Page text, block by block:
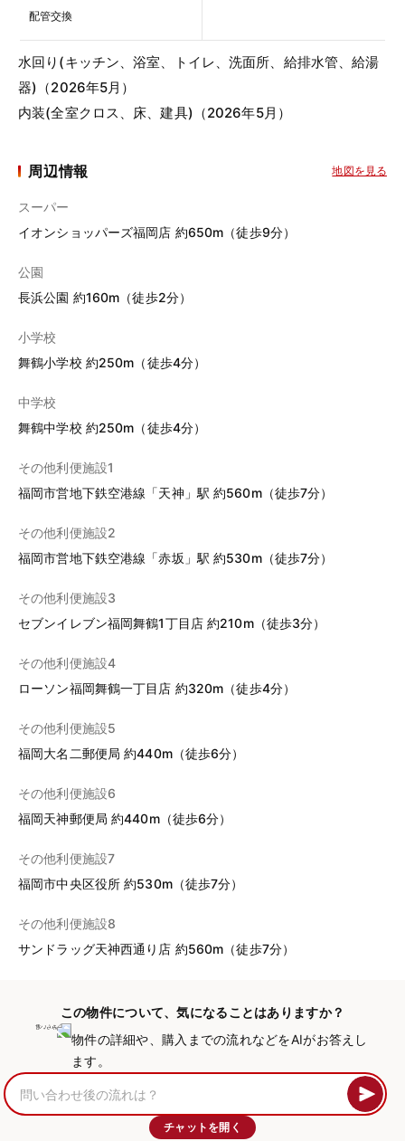
配管交換
水回り(キッチン、浴室、トイレ、洗面所、給排水管、給湯
器)（2026年5月）
内装(全室クロス、床、建具)（2026年5月）
周辺情報 地図を見る
スーパー
イオンショッパーズ福岡店 約650m（徒歩9分）
公園
長浜公園 約160m（徒歩2分）
小学校
舞鶴小学校 約250m（徒歩4分）
中学校
舞鶴中学校 約250m（徒歩4分）
その他利便施設1
福岡市営地下鉄空港線「天神」駅 約560m（徒歩7分）
その他利便施設2
福岡市営地下鉄空港線「赤坂」駅 約530m（徒歩7分）
その他利便施設3
セブンイレブン福岡舞鶴1丁目店 約210m（徒歩3分）
その他利便施設4
ローソン福岡舞鶴一丁目店 約320m（徒歩4分）
その他利便施設5
福岡大名二郵便局 約440m（徒歩6分）
その他利便施設6
福岡天神郵便局 約440m（徒歩6分）
その他利便施設7
福岡市中央区役所 約530m（徒歩7分）
その他利便施設8
サンドラッグ天神西通り店 約560m（徒歩7分）
この物件について、気になることはありますか？
物件の詳細や、購入までの流れなどをAIがお答えし
ます。
チャットを開く